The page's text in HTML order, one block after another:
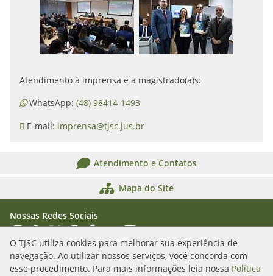
O TJSC utiliza cookies para melhorar sua experiência de
navegação. Ao utilizar nossos serviços, você concorda com
esse procedimento. Para mais informações leia nossa Política
Atendimento à imprensa e a magistrado(a)s:
WhatsApp: (48) 98414-1493
E-mail: imprensa@tjsc.jus.br
Atendimento e Contatos
Mapa do Site
Nossas Redes Sociais
Acessar Instagram
Acessar WhatsApp
Acessar XAcessar Threads
Acessar Facebook
Acessar YouTube
Acessar Flickr
Acessar SoundCloud
Rua Álvaro Millen da Silveira, n. 208